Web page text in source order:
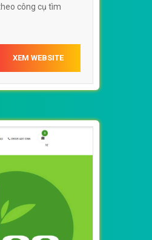
công cụ tìm
XEM WEBSITE